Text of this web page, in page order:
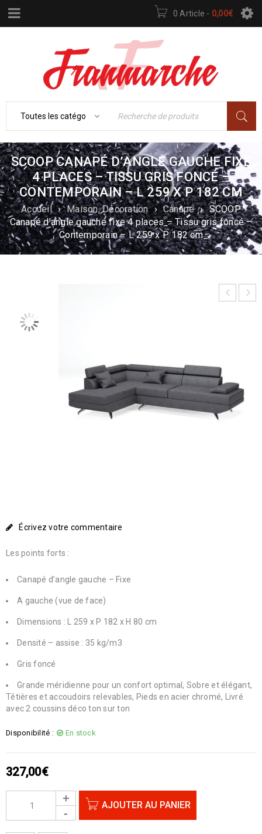
0 Article - 0,00€
SCOOP CANAPÉ D’ANGLE GAUCHE FIXE
4 PLACES – TISSU GRIS FONCÉ –
CONTEMPORAIN – L 259 X P 182 CM
Accueil › Maison, Décoration › Canapé › SCOOP
Canapé d’angle gauche fixe 4 places – Tissu gris foncé –
Contemporain – L 259 x P 182 cm
Écrivez votre commentaire
Les points forts :
Canapé d’angle gauche – Fixe
A gauche (vue de face)
Dimensions : L 259 x P 182 x H 80 cm
Densité – assise : 35 kg/m3
Gris foncé
Grande méridienne pour un confort optimal, Sobre et élégant,
Têtières et accoudoirs relevables, Pieds en acier chromé, Livré
avec 2 coussins déco ton sur ton
Disponibilité : En stock
327,00€
AJOUTER AU PANIER